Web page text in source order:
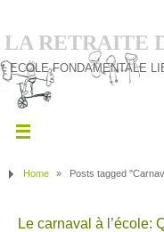
LA RETRAITE
ECOLE FONDAMENTALE
Home » Posts tagged
Le carnaval à l’école: